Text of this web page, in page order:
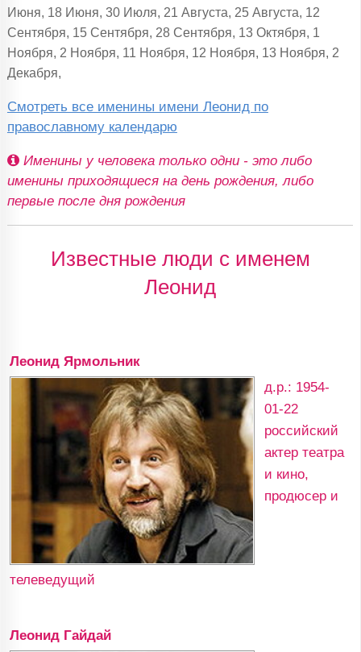
Июня, 18 Июня, 30 Июля, 21 Августа, 25 Августа, 12
Сентября, 15 Сентября, 28 Сентября, 13 Октября, 1
Ноября, 2 Ноября, 11 Ноября, 12 Ноября, 13 Ноября, 2
Декабря,
Смотреть все именины имени Леонид по
православному календарю
Именины у человека только одни - это либо
именины приходящиеся на день рождения, либо
первые после дня рождения
Известные люди с именем
Леонид
Леонид Ярмольник
д.р.: 1954-
01-22
российский
актер театра
и кино,
продюсер и
телеведущий
Леонид Гайдай